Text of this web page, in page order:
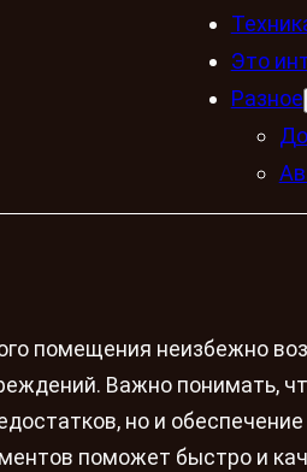
Это
Разное
помещения неизбежно
Важно понимать,
но и
поможет быстро и